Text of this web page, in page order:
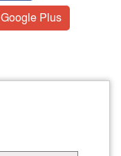
Google Plus